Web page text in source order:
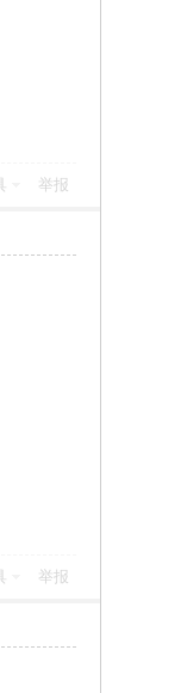
举报
举报